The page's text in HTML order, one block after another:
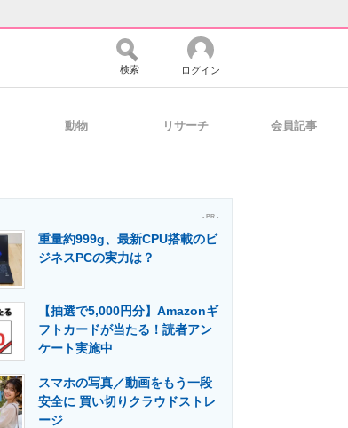
マーケ×ITの今がよく分かる
建設×テクノロジーの最前線
検索 ログイン
動物 リサーチ 会員記事
- PR -
重量約999g、最新CPU搭載のビ
ジネスPCの実力は？
【抽選で5,000円分】Amazonギ
フトカードが当たる！読者アン
ケート実施中
スマホの写真／動画をもう一段
安全に 買い切りクラウドストレ
ージ